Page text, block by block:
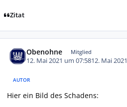
Zitat
Obenohne Mitglied
12. Mai 2021 um 07:5812. Mai 2021
AUTOR
Hier ein Bild des Schadens: